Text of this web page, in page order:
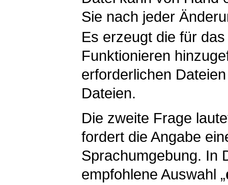
Sie nach jeder
Es erzeugt die für
Funktionieren
erforderlichen
Dateien.
Die zweite Frage
fordert die Angabe
Sprachumgebung. In
empfohlene Auswahl „